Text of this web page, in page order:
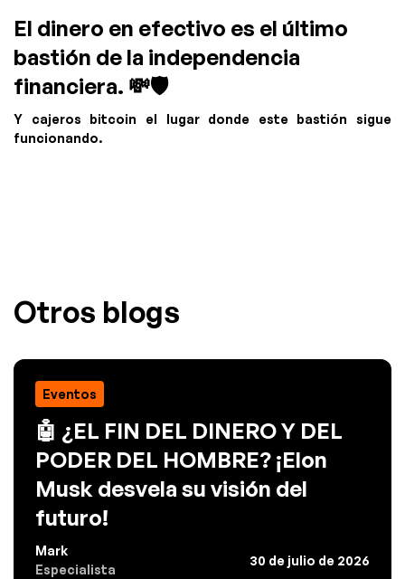
El dinero en efectivo es el último
bastión de la independencia
financiera. 💸🛡️
Y cajeros bitcoin el lugar donde este bastión sigue
funcionando.
Otros blogs
Eventos
🤖 ¿EL FIN DEL DINERO Y DEL
PODER DEL HOMBRE? ¡Elon
Musk desvela su visión del
futuro!
Mark
Especialista
30 de julio de 2026